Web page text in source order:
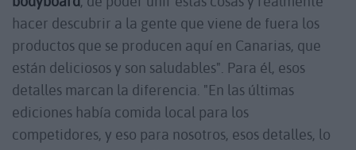
hacer descubrir a la gente que viene de fuera los
productos que se producen aquí en Canarias, que
están deliciosos y son saludables". Para él, esos
detalles marcan la diferencia. "En las últimas
ediciones había comida local para los
competidores, y eso para nosotros, esos detalles, lo